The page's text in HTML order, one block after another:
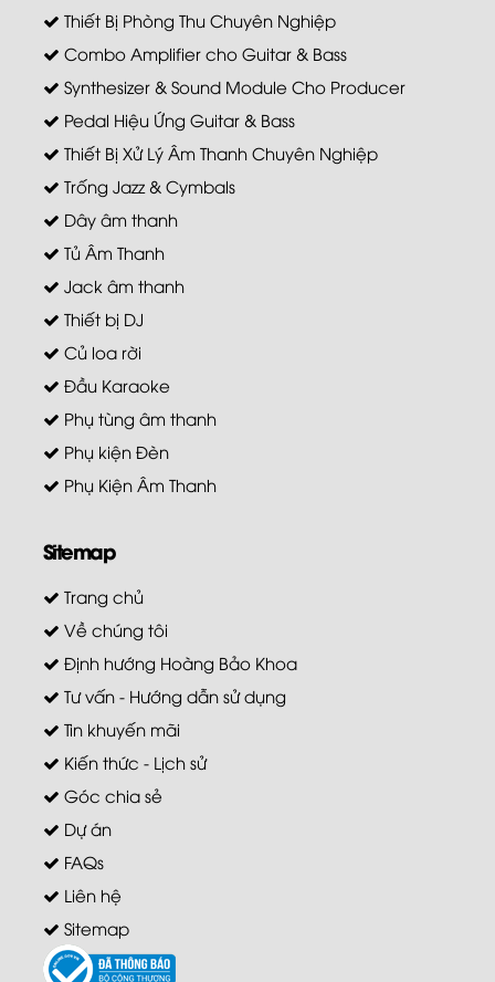
Thiết Bị Phòng Thu Chuyên Nghiệp
Combo Amplifier cho Guitar & Bass
Synthesizer & Sound Module Cho Producer
Pedal Hiệu Ứng Guitar & Bass
Thiết Bị Xử Lý Âm Thanh Chuyên Nghiệp
Trống Jazz & Cymbals
Dây âm thanh
Tủ Âm Thanh
Jack âm thanh
Thiết bị DJ
Củ loa rời
Đầu Karaoke
Phụ tùng âm thanh
Phụ kiện Đèn
Phụ Kiện Âm Thanh
Sitemap
Trang chủ
Về chúng tôi
Định hướng Hoàng Bảo Khoa
Tư vấn - Hướng dẫn sử dụng
Tin khuyến mãi
Kiến thức - Lịch sử
Góc chia sẻ
Dự án
FAQs
Liên hệ
Sitemap